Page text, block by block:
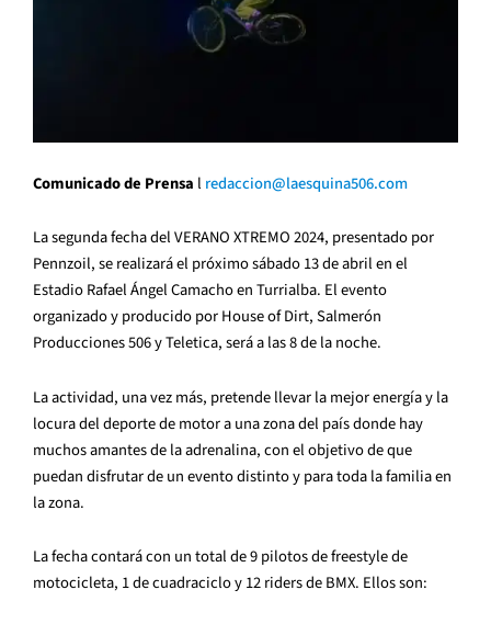
Comunicado de Prensa l redaccion@laesquina506.com
La segunda fecha del VERANO XTREMO 2024, presentado por
Pennzoil, se realizará el próximo sábado 13 de abril en el
Estadio Rafael Ángel Camacho en Turrialba. El evento
organizado y producido por House of Dirt, Salmerón
Producciones 506 y Teletica, será a las 8 de la noche.
La actividad, una vez más, pretende llevar la mejor energía y la
locura del deporte de motor a una zona del país donde hay
muchos amantes de la adrenalina, con el objetivo de que
puedan disfrutar de un evento distinto y para toda la familia en
la zona.
La fecha contará con un total de 9 pilotos de freestyle de
motocicleta, 1 de cuadraciclo y 12 riders de BMX. Ellos son: